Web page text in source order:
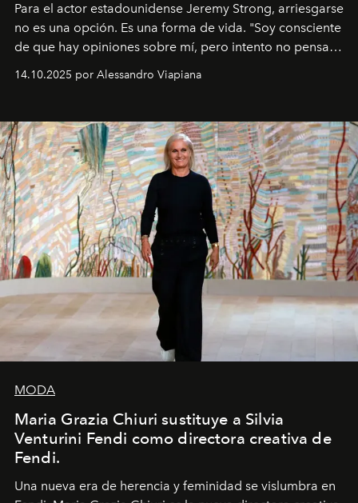
Para el actor estadounidense Jeremy Strong, arriesgarse
no es una opción. Es una forma de vida. "Soy consciente
de que hay opiniones sobre mí, pero intento no pensar
demasiado en cómo me perciben. Creo que es una
pérdida de tiempo", afirma.
14.10.2025 por Alessandro Viapiana
MODA
Maria Grazia Chiuri sustituye a Silvia
Venturini Fendi como directora creativa de
Fendi.
Una nueva era de herencia y feminidad se vislumbra en